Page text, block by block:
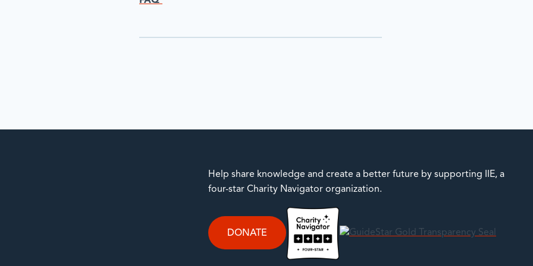
Help share knowledge and create a better future by supporting IIE, a
four-star Charity Navigator organization.
DONATE